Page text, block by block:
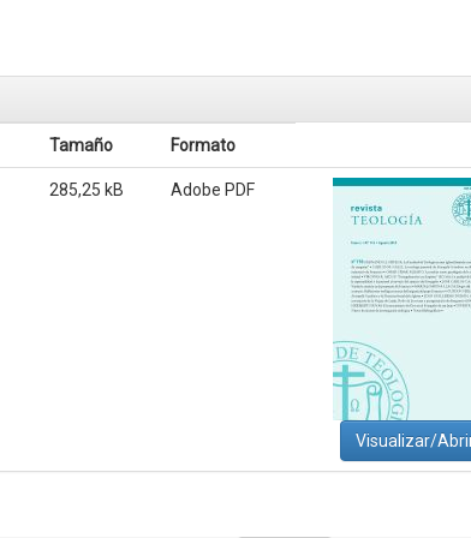
Tamaño Formato
285,25 kB Adobe PDF
Visualizar/